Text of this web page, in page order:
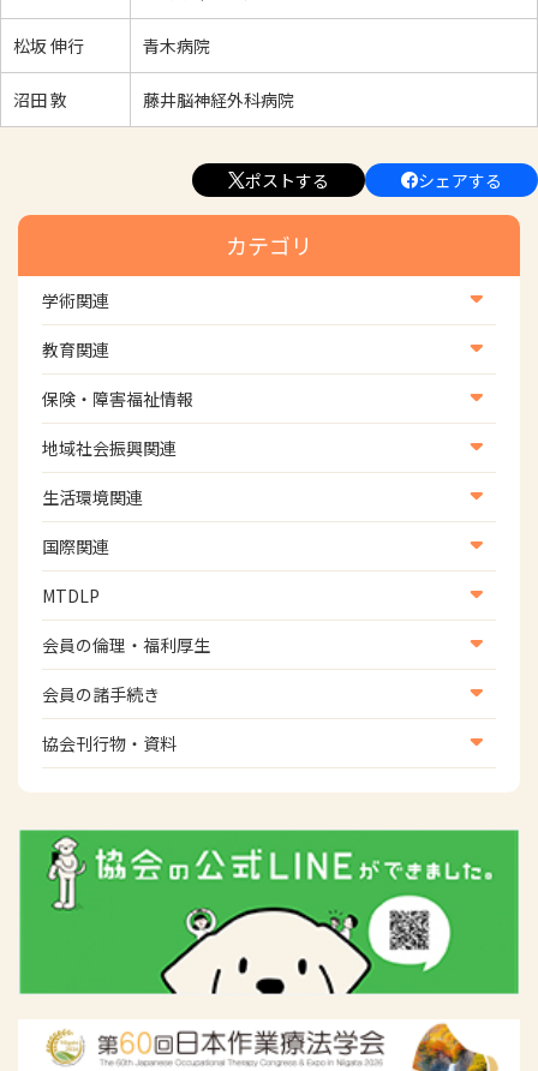
松坂 伸行 青木病院
沼田 敦 藤井脳神経外科病院
ポストする シェアする
カテゴリ
学術関連
学術・研究
学会
学術誌
教育関連
養成教育
生涯教育
研修会
協会認定資格試験・審査会情報
保険・障害福祉情報
医療保険情報
介護保険情報
児童福祉・障害福祉情報
地域社会振興関連
地域社会振興部地域事業支援課【認知症対策班】
地域社会振興部地域事業支援課【地域包括ケア推進班】
地域社会振興部地域事業支援課【運転と地域移動推進
班】
スポーツ振興関連
災害対策関連
生活環境関連
生活環境・福祉用具支援
国際関連
国際関連
WFOT等海外関連情報
MTDLP
MTDLP室
会員の倫理・福利厚生
会員向け団体保険のご案内
女性相談窓口
倫理関連情報
会員の諸手続き
会員の諸手続き
協会刊行物・資料
広報活動について
主な協会資料